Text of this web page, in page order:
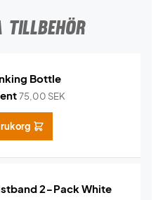
TILLBEHÖR
Bottle
75,00 SEK
2-Pack White